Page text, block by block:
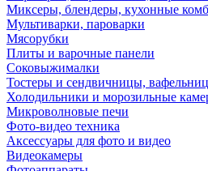
Миксеры, блендеры, кухонные
Мультиварки, пароварки
Мясорубки
Плиты и варочные панели
Соковыжималки
Тостеры и сендвичницы,
Холодильники и морозильные
Микроволновые печи
Фото-видео техника
Аксессуары для фото и видео
Видеокамеры